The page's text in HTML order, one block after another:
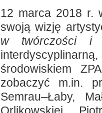
12 marca 2018 r.
swoją wizję
w twórczości i
środowiskiem
zobaczyć m.in.
Semrau–Łaby,